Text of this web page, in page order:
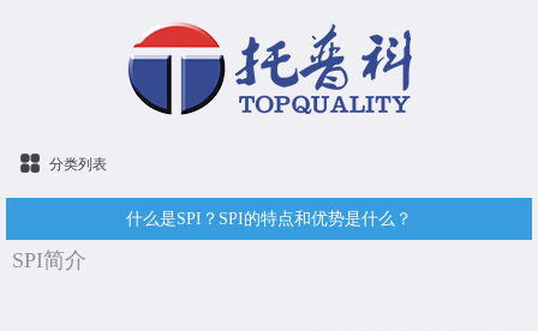
分类列表
什么是SPI？SPI的特点和优势是什么？
SPI简介